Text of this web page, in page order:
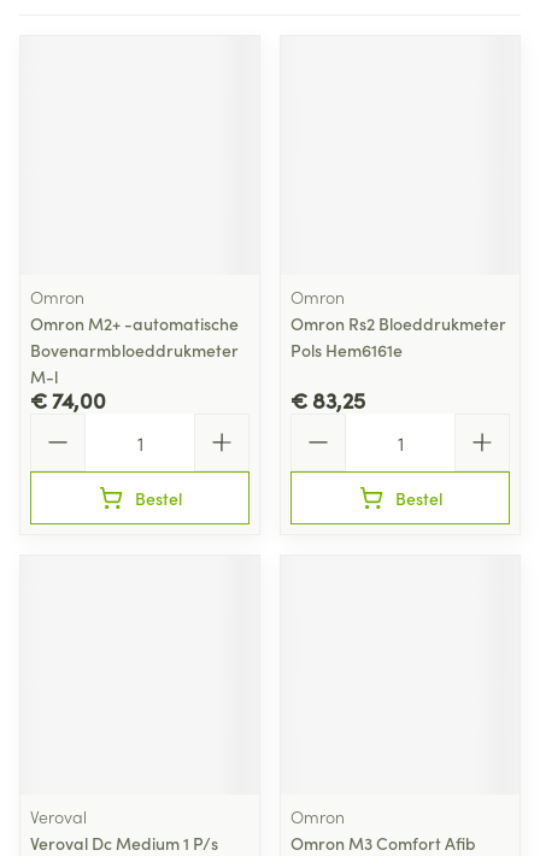
Omron
Omron M2+ -automatische
Bovenarmbloeddrukmeter
M-l
€ 74,00
Bestel
Omron
Omron Rs2 Bloeddrukmeter
Pols Hem6161e
€ 83,25
Bestel
Veroval
Veroval Dc Medium 1 P/s
Omron
Omron M3 Comfort Afib